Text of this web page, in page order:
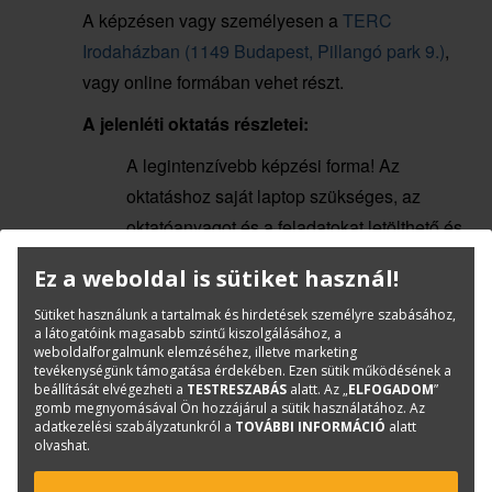
A képzésen vagy személyesen aTERC
Irodaházban (1149 Budapest, Pillangó park 9.),
vagy online formában vehet részt.
A jelenléti oktatás részletei:
A legintenzívebb képzési forma! Az
oktatáshoz saját laptop szükséges, az
oktatóanyagot és a feladatokat letölthető és
oktatásról készült felvétel nem lesz elérhető.
(Irodaházunk környékén fizetős parkoló
övezetet jelöltek ki. munkanapokon 08:00 és
18:00 óra között kell a parkolásért fizetni. Az
övezet azonosítója 1140.)
Ez a weboldal is sütiket használ!
Sütiket használunk a tartalmak és hirdetések személyre szabásához,
a látogatóink magasabb szintű kiszolgálásához, a
weboldalforgalmunk elemzéséhez, illetve marketing
tevékenységünk támogatása érdekében. Ezen sütik működésének a
beállítását elvégezheti a TESTRESZABÁS alatt. Az „ELFOGADOM”
gomb megnyomásával Ön hozzájárul a sütik használatához. Az
adatkezelési szabályzatunkról a TOVÁBBI INFORMÁCIÓ alatt
olvashat.